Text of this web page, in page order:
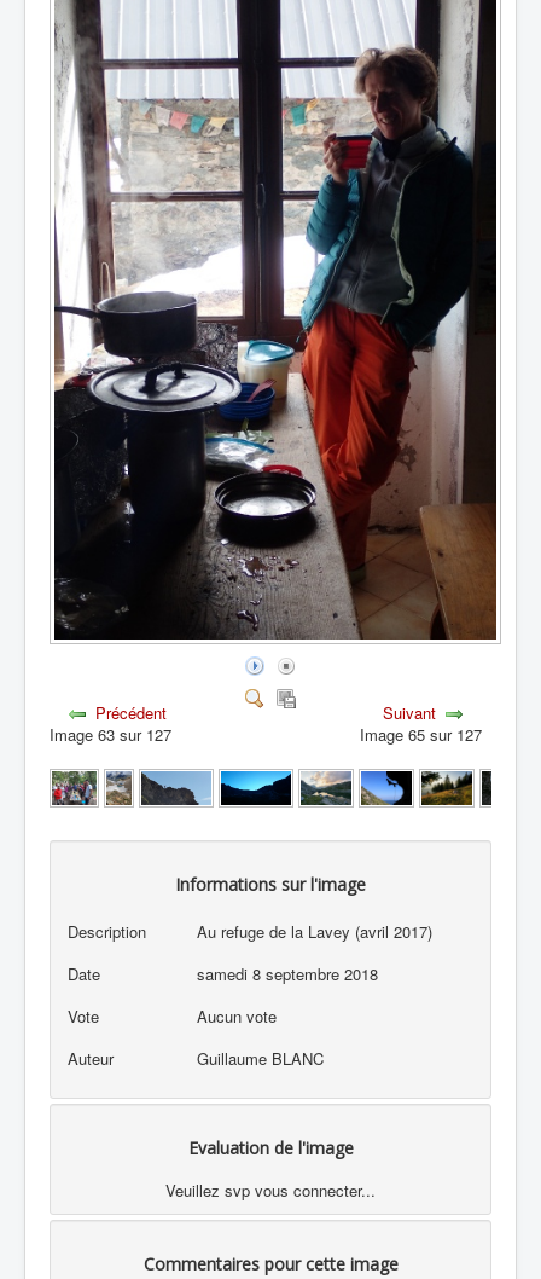
Précédent
Image 63 sur 127
Suivant
Image 65 sur 127
Informations sur l'image
Description
Au refuge de la Lavey (avril 2017)
Date
samedi 8 septembre 2018
Vote
Aucun vote
Auteur
Guillaume BLANC
Evaluation de l'image
Veuillez svp vous connecter...
Commentaires pour cette image